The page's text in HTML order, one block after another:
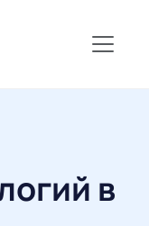
в